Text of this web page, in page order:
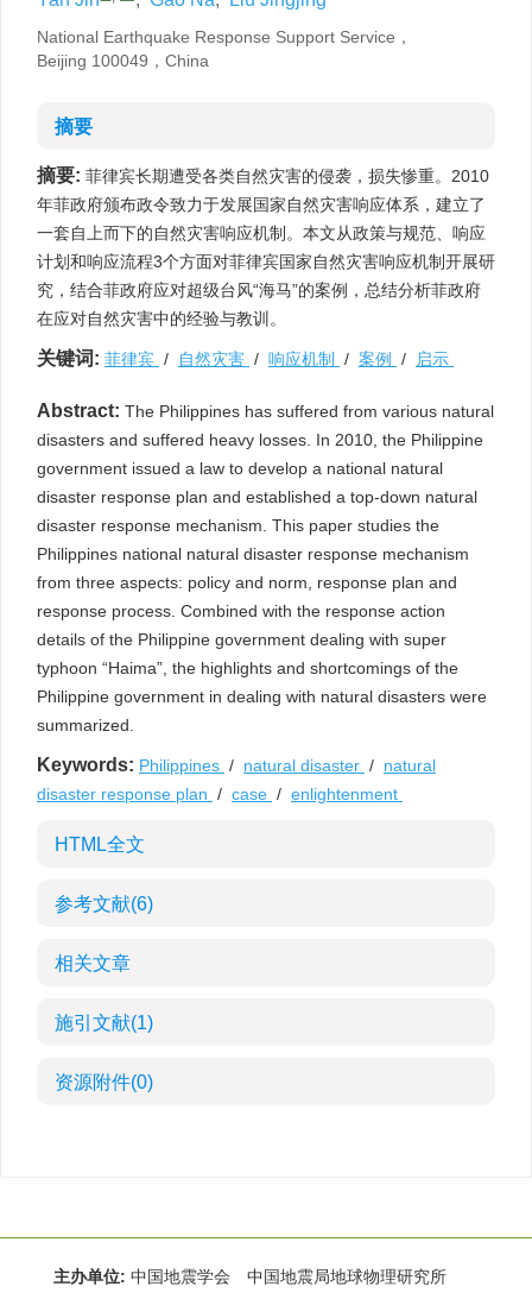
National Earthquake Response Support Service，
Beijing 100049，China
摘要
摘要: 菲律宾长期遭受各类自然灾害的侵袭，损失惨重。2010
年菲政府颁布政令致力于发展国家自然灾害响应体系，建立了
一套自上而下的自然灾害响应机制。本文从政策与规范、响应
计划和响应流程3个方面对菲律宾国家自然灾害响应机制开展研
究，结合菲政府应对超级台风“海马”的案例，总结分析菲政府
在应对自然灾害中的经验与教训。
关键词: 菲律宾 / 自然灾害 / 响应机制 / 案例 / 启示
Abstract: The Philippines has suffered from various natural
disasters and suffered heavy losses. In 2010, the Philippine
government issued a law to develop a national natural
disaster response plan and established a top-down natural
disaster response mechanism. This paper studies the
Philippines national natural disaster response mechanism
from three aspects: policy and norm, response plan and
response process. Combined with the response action
details of the Philippine government dealing with super
typhoon “Haima”, the highlights and shortcomings of the
Philippine government in dealing with natural disasters were
summarized.
Keywords: Philippines / natural disaster / natural
disaster response plan / case / enlightenment
HTML全文
参考文献(6)
相关文章
施引文献(1)
资源附件(0)
主办单位: 中国地震学会 中国地震局地球物理研究所